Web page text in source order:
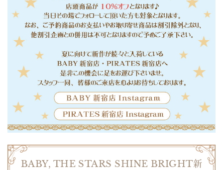
BABY, THE STARS SHINE BRIGHT新